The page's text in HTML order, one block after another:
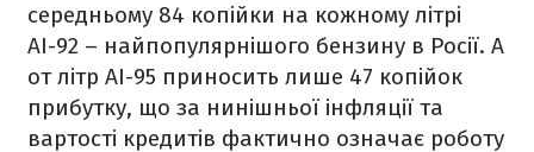
середньому 84 копійки на кожному літрі
АІ-92 – найпопулярнішого бензину в Росії. А
от літр АІ-95 приносить лише 47 копійок
прибутку, що за нинішньої інфляції та
вартості кредитів фактично означає роботу